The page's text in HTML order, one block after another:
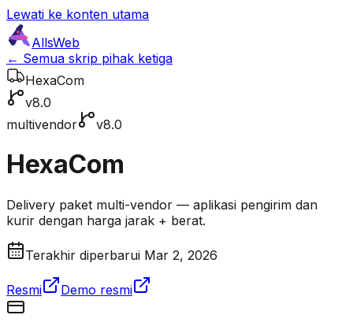
Lewati ke konten utama
AllsWeb
← Semua skrip pihak ketiga
HexaCom
v8.0
multivendor
v8.0
HexaCom
Delivery paket multi-vendor — aplikasi pengirim dan
kurir dengan harga jarak + berat.
Terakhir diperbarui Mar 2, 2026
Resmi Demo resmi